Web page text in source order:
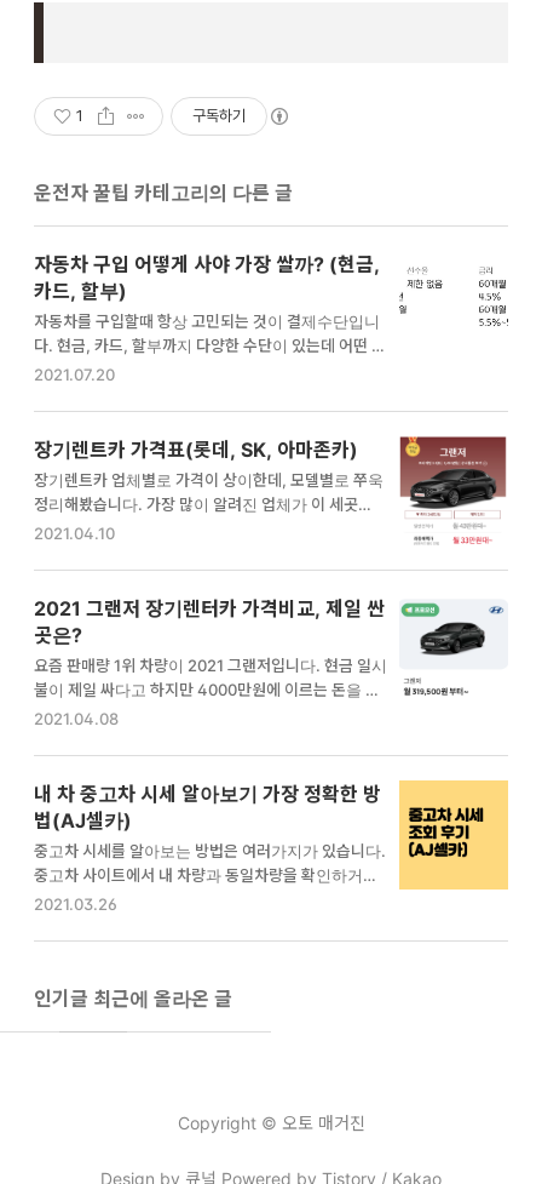
1 구독하기
운전자 꿀팁 카테고리의 다른 글
자동차 구입 어떻게 사야 가장 쌀까? (현금,
카드, 할부)
자동차를 구입할때 항상 고민되는 것이 결제수단입니
다. 현금, 카드, 할부까지 다양한 수단이 있는데 어떤 방
법으로 결제하는 것이 가장 저렴한지 비교분석해보겠
한 방법으로 알려져있습니다. 결제 대금 전부를 현금으
로 내는 납부방식입니다. 하지만 현금 일시불로 하더라
도 추가적인 혜택은 없습니다. 예를들어 그랜저 르블랑
가격은 3500만원인데, 전액 현금으로 한다고 하더라
도 할인 혜택은 없습니다. 추가적인 할인을 받기 위해선
신용카드사의 신차 일시불 상품을 이용하는 경우가 늘
카드가 없는 경우 신규 발급받아야 하는 번거로움 신용
카드로 차량대금을 일시불로 납…
2021.07.20
장기렌트카 가격표(롯데, SK, 아마존카)
장기렌트카 업체별로 가격이 상이한데, 모델별로 쭈욱
정리해봤습니다. 가장 많이 알려진 업체가 이 세곳인데
요. 장기렌터카 업체별 특징 1) 롯데 장기렌터카 신차
개척한(?)곳입니다. 그 전까지는 장기렌터카에 대한 인
지도가 아예 없었는데, 과감한 광고로 이제는 정말 많은
분들이 차도 빌려쓰는 시대, 구독하는 시대라는 것을 알
게 되었죠. 전체 장기렌터카 시장점유율 1위인 업체입
니다. 2) SK 장기렌터카 AJ렌터카, 금호렌터카라는 이
름은 들어보셨죠. 이 렌터카가 이제는 SK그룹으로 인
수되어 SK렌터카가 되었습니다. 이쪽 렌터카 업계에서
용해본 분들의 …
2021.04.10
2021 그랜저 장기렌터카 가격비교, 제일 싼
곳은?
요즘 판매량 1위 차량이 2021 그랜저입니다. 현금 일시
불이 제일 싸다고 하지만 4000만원에 이르는 돈을 현
금으로 내는 것은 쉽지 않죠. 장기렌터카는 초기 납입금
저 기준으로 장기렌터카 가격비교를 해봤습니다. 어떤
곳이 저렴할지 궁금하네요. 1. 롯데 장기렌터카 신차장
렌터카, 신차 장기렌터카로 어마어마한 홍보를 시작한
곳은 바로 롯데 장기렌터카입니다. 많은 분들 이야기
가 롯데는 승인이 쉽게 난다고 하더라구요. 그리고 아무
래도 많이 취급하는 업체가 조금은 저렴하지 않을까 생
각도 했구요. 롯데 장기렌터카 홈페이지에 들어가보니
2021.04.08
내 차 중고차 시세 알아보기 가장 정확한 방
법(AJ셀카)
중고차 시세를 알아보는 방법은 여러가지가 있습니다.
중고차 사이트에서 내 차량과 동일차량을 확인하거나
자동차 동호회 매물을 확인하는 방법이 있겠죠. 하지만
니다. 정확하게 시세를 알아야 내차 팔기 전 손해가 없
히 설명드리겠습니다. 중고차 시세 알아보려면? 중고차
이런 방법을 사용합니다. 중고차 시세 알아보는 3가지
2021.03.26
인기글 최근에 올라온 글
Copyright © 오토 매거진
Design by 큐널 Powered by Tistory / Kakao